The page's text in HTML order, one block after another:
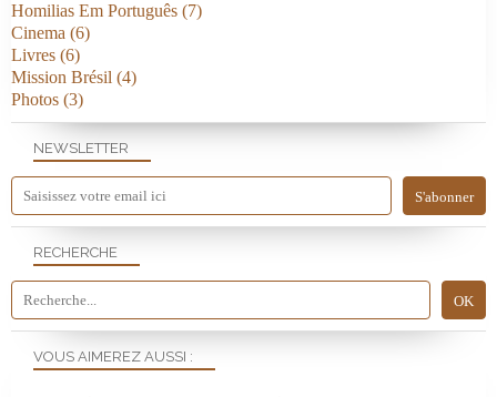
NEWSLETTER
RECHERCHE
VOUS AIMEREZ AUSSI :
Homilias Em Português (7)
Cinema (6)
Livres (6)
Mission Brésil (4)
Photos (3)